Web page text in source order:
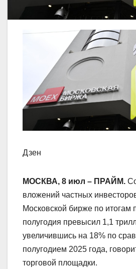
Дзен
МОСКВА, 8 июл – ПРАЙМ.
вложений частных
Московской бирже по итогам
полугодия превысил 1,1
увеличившись на 18% по
полугодием 2025 года,
торговой площадки.